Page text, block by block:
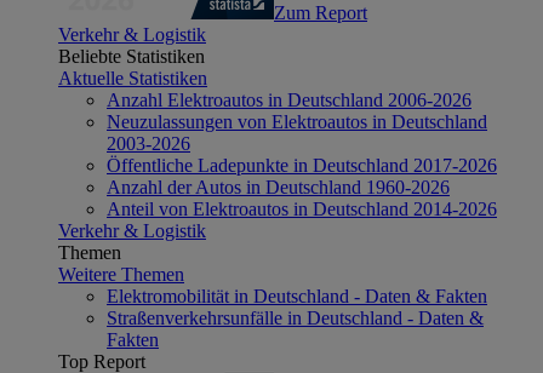
Zum Report
Verkehr & Logistik
Beliebte Statistiken
Aktuelle Statistiken
Anzahl Elektroautos in Deutschland 2006-2026
Neuzulassungen von Elektroautos in Deutschland
2003-2026
Öffentliche Ladepunkte in Deutschland 2017-2026
Anzahl der Autos in Deutschland 1960-2026
Anteil von Elektroautos in Deutschland 2014-2026
Verkehr & Logistik
Themen
Weitere Themen
Elektromobilität in Deutschland - Daten & Fakten
Straßenverkehrsunfälle in Deutschland - Daten &
Fakten
Top Report